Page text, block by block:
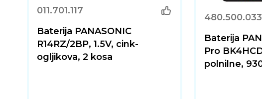
011.701.117
Baterija PANASONIC
R14RZ/2BP, 1.5V, cink-
ogljikova, 2 kosa
480.500.033
Baterija
Pro
polnilne,